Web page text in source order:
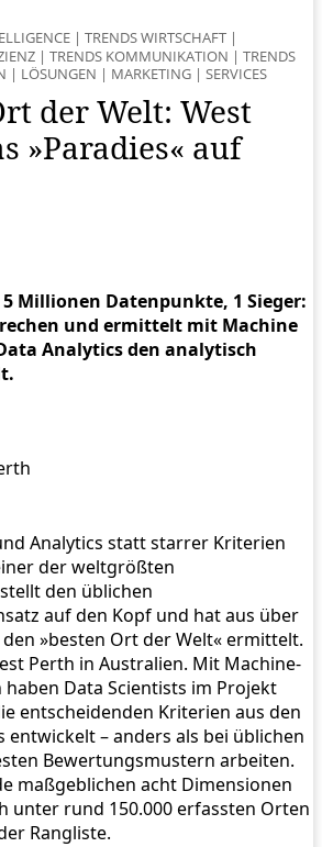
| TRENDS WIRTSCHAFT |
| TRENDS KOMMUNIKATION | TRENDS
| LÖSUNGEN | MARKETING | SERVICES
der Welt: West
»Paradies« auf
5 Millionen Datenpunkte, 1 Sieger:
und ermittelt mit Machine
Analytics den analytisch
Analytics statt starrer Kriterien
der weltgrößten
den üblichen
auf den Kopf und hat aus über
»besten Ort der Welt« ermittelt.
Perth in Australien. Mit Machine-
Data Scientists im Projekt
entscheidenden Kriterien aus den
entwickelt – anders als bei üblichen
Bewertungsmustern arbeiten.
maßgeblichen acht Dimensionen
unter rund 150.000 erfassten Orten
Rangliste.